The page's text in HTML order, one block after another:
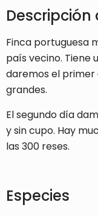
Descripción
Finca portuguesa
país vecino. Tiene
daremos el primer
grandes.
El segundo día
y sin cupo. Hay
las 300 reses.
Especies